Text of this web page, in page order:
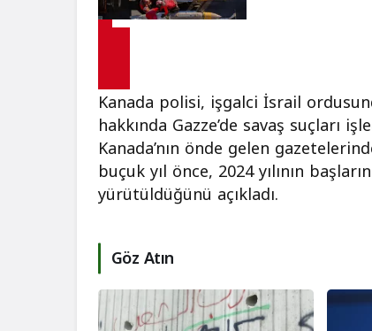
Kanada polisi, işgalci İsrail
hakkında Gazze’de savaş suçları
Kanada’nın önde gelen
buçuk yıl önce, 2024 yılının
yürütüldüğünü açıkladı.
Göz Atın